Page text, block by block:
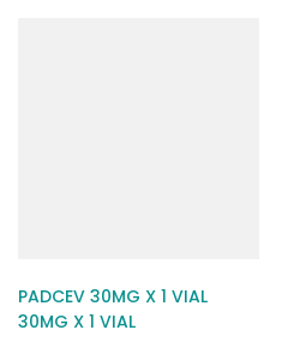
PADCEV 30MG X 1 VIAL
30MG X 1 VIAL